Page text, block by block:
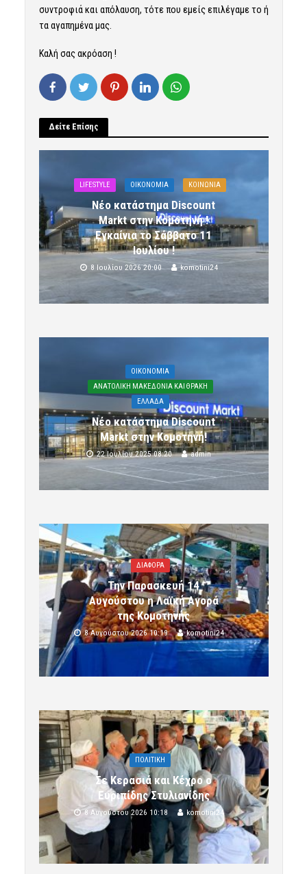
συντροφιά και απόλαυση, τότε που εμείς επιλέγαμε το ή
τα αγαπημένα μας.
Καλή σας ακρόαση !
Δείτε Επίσης
LIFESTYLE OIKONOMIA ΚΟΙΝΩΝΙΑ
Νέο κατάστημα Discount
Markt στην Κομοτηνή !
Εγκαίνια το Σάββατο 11
Ιουλίου !
8 Ιουλίου 2026 20:00 komotini24
OIKONOMIA
ΑΝΑΤΟΛΙΚΗ ΜΑΚΕΔΟΝΙΑ ΚΑΙ ΘΡΑΚΗ
ΕΛΛΑΔΑ
Νέο κατάστημα Discount
Markt στην Κομοτηνή!
22 Ιουλίου 2025 08:20 admin
ΔΙΑΦΟΡΑ
Την Παρασκευή 14
Αυγούστου η Λαϊκή Αγορά
της Κομοτηνής
8 Αυγούστου 2026 10:19 komotini24
ΠΟΛΙΤΙΚΗ
Σε Κερασιά και Κέχρο ο
Ευριπίδης Στυλιανίδης
8 Αυγούστου 2026 10:18 komotini24